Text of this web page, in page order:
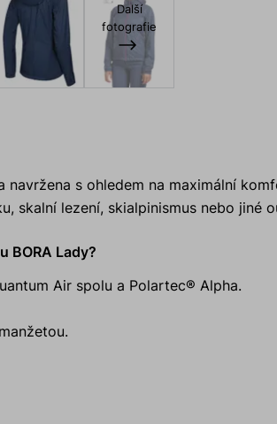
Další
fotografie
navržena s ohledem na maximální
skalní lezení, skialpinismus nebo jiné
BORA Lady?
Air spolu a Polartec® Alpha.